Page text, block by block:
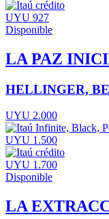
UYU 927
Disponible
LA PAZ
HELLINGER,
UYU 2.000
UYU 1.500
UYU 1.700
Disponible
LA